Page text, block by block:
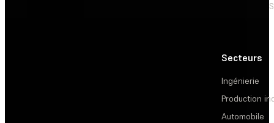
Secteurs
Ingénierie
Production
Automobile